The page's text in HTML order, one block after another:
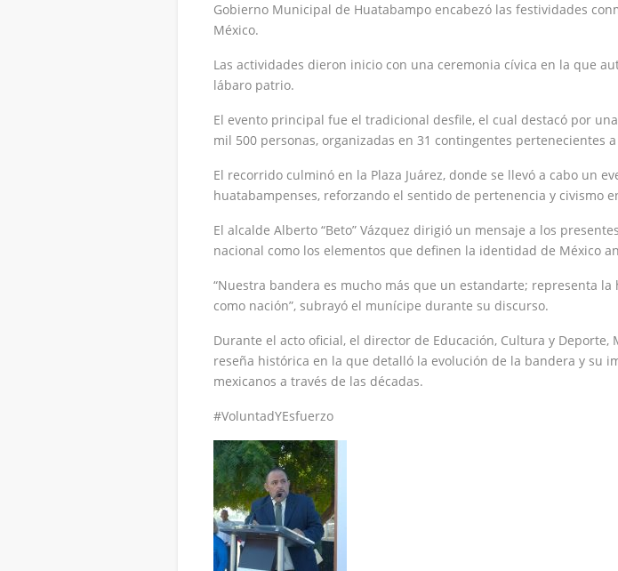
Gobierno Municipal de Huatabampo encabezó las festividades
México.
Las actividades dieron inicio con una ceremonia cívica en la que
lábaro patrio.
El evento principal fue el tradicional desfile, el cual destacó por
mil 500 personas, organizadas en 31 contingentes pertenecientes
El recorrido culminó en la Plaza Juárez, donde se llevó a cabo un
huatabampenses, reforzando el sentido de pertenencia y civismo
El alcalde Alberto “Beto” Vázquez dirigió un mensaje a los
nacional como los elementos que definen la identidad de México
“Nuestra bandera es mucho más que un estandarte; representa
como nación”, subrayó el munícipe durante su discurso.
Durante el acto oficial, el director de Educación, Cultura y
reseña histórica en la que detalló la evolución de la bandera y su
mexicanos a través de las décadas.
#VoluntadYEsfuerzo